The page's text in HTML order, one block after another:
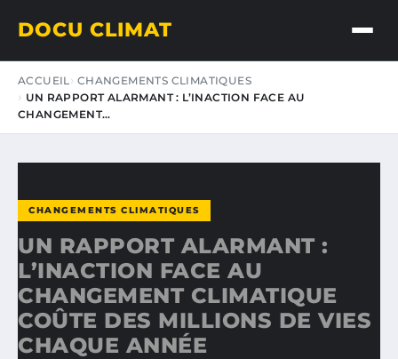
DOCU CLIMAT
ACCUEIL CHANGEMENTS CLIMATIQUES
UN RAPPORT ALARMANT : L’INACTION FACE AU
CHANGEMENT…
CHANGEMENTS CLIMATIQUES
UN RAPPORT ALARMANT :
L’INACTION FACE AU
CHANGEMENT CLIMATIQUE
COÛTE DES MILLIONS DE VIES
CHAQUE ANNÉE